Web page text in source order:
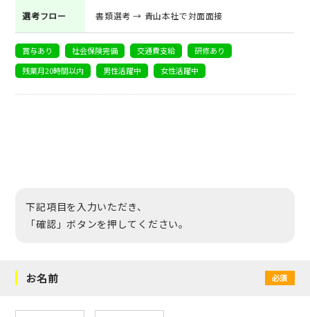
選考フロー 書類選考 → 青山本社で対面面接
賞与あり 社会保険完備 交通費支給
研修あり
残業月20時間以内
男性活躍中 女性活躍中
下記項目を入力いただき、
「確認」ボタンを押してください。
お名前 必須